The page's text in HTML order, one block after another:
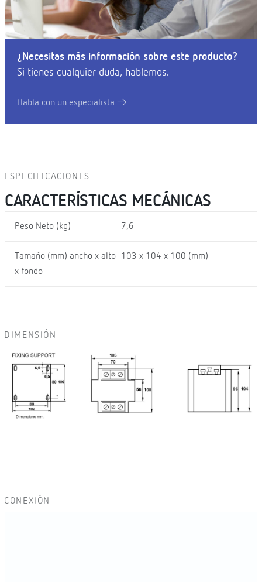
¿Necesitas más información sobre este producto?
Si tienes cualquier duda, hablemos.
Habla con un especialista
ESPECIFICACIONES
CARACTERÍSTICAS MECÁNICAS
Peso Neto (kg) 7,6
Tamaño (mm) ancho x alto
x fondo
103 x 104 x 100 (mm)
DIMENSIÓN
CONEXIÓN